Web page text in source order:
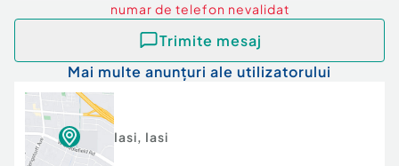
numar de telefon nevalidat
Trimite mesaj
Mai multe anunțuri ale utilizatorului
Iasi, Iasi